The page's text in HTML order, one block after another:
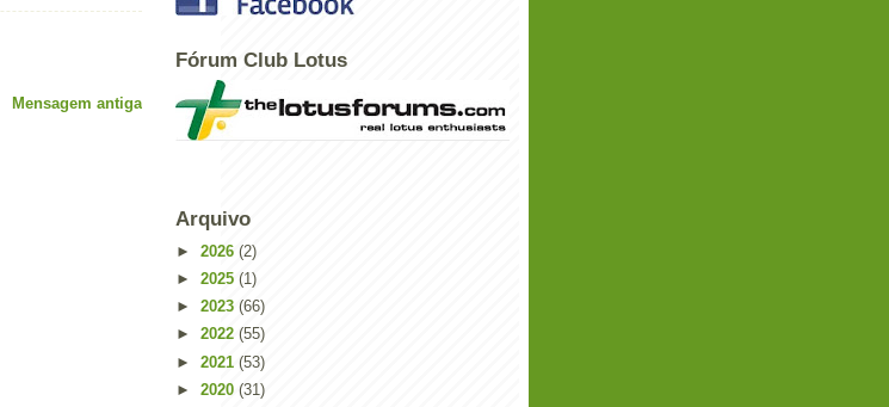
Mensagem antiga
Fórum Club Lotus
Arquivo
► 2026 (2)
► 2025 (1)
► 2023 (66)
► 2022 (55)
► 2021 (53)
► 2020 (31)